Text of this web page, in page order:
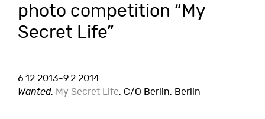
photo competition “My
Secret Life”
6.12.2013-9.2.2014
Wanted, My Secret Life, C/O Berlin, Berlin